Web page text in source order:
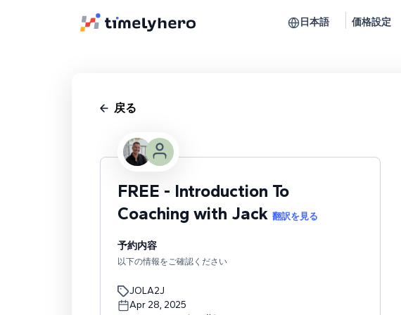
日本語 価格設定
戻る
FREE - Introduction To
Coaching with Jack 翻訳を見る
予約内容
以下の情報をご確認ください
JOLA2J
Apr 28, 2025